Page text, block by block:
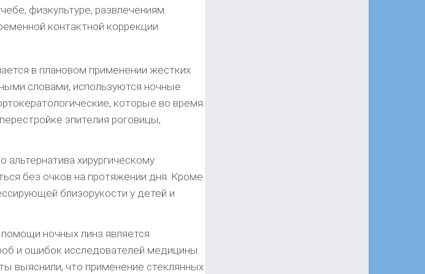
физкультуре, развлечениям.
контактной коррекции
в плановом применении жестких
словами, используются ночные
которые во время
эпителия роговицы,
хирургическому
без очков на протяжении дня. Кроме
близорукости у детей и
ночных линз является
и ошибок исследователей медицины.
выяснили, что применение стеклянных